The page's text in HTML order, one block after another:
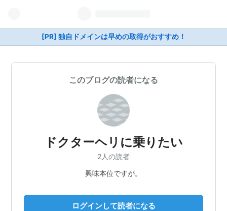
[PR] 独自ドメインは早めの取得がおすすめ！
このブログの読者になる
ドクターヘリに乗りたい
2人の読者
興味本位ですが。
ログインして読者になる